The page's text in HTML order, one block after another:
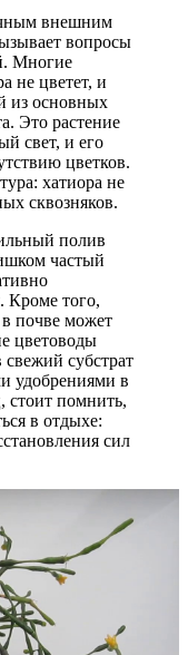
внешним
вопросы
Многие
не цветет, и
из основных
Это растение
свет, и его
цветков.
хатиора не
сквозняков.
полив
частый
Кроме того,
в почве может
цветоводы
свежий субстрат
удобрениями в
стоит помнить,
в отдыхе:
сил